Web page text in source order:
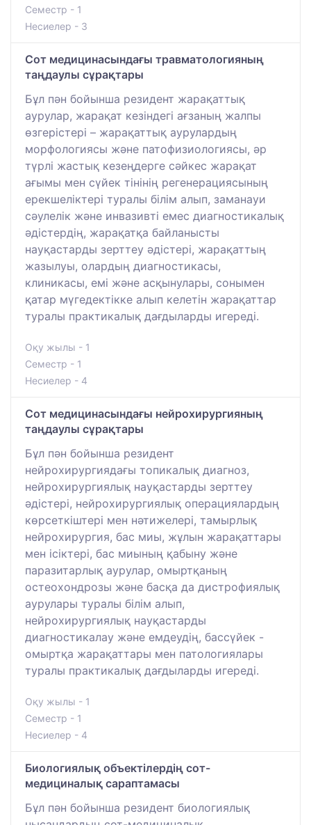
Семестр - 1
Несиелер - 3
Сот медицинасындағы травматологияның
таңдаулы сұрақтары
Бұл пән бойынша резидент жарақаттық
аурулар, жарақат кезіндегі ағзаның жалпы
өзгерістері – жарақаттық аурулардың
морфологиясы және патофизиологиясы, әр
түрлі жастық кезеңдерге сәйкес жарақат
ағымы мен сүйек тінінің регенерациясының
ерекшеліктері туралы білім алып, заманауи
сәулелік және инвазивті емес диагностикалық
әдістердің, жарақатқа байланысты
науқастарды зерттеу әдістері, жарақаттың
жазылуы, олардың диагностикасы,
клиникасы, емі және асқынулары, сонымен
қатар мүгедектікке алып келетін жарақаттар
туралы практикалық дағдыларды игереді.
Оқу жылы - 1
Семестр - 1
Несиелер - 4
Сот медицинасындағы нейрохирургияның
таңдаулы сұрақтары
Бұл пән бойынша резидент
нейрохирургиядағы топикалық диагноз,
нейрохирургиялық науқастарды зерттеу
әдістері, нейрохирургиялық операциялардың
көрсеткіштері мен нәтижелері, тамырлық
нейрохирургия, бас миы, жұлын жарақаттары
мен ісіктері, бас миының қабыну және
паразитарлық аурулар, омыртқаның
остеохондрозы және басқа да дистрофиялық
аурулары туралы білім алып,
нейрохирургиялық науқастарды
диагностикалау және емдеудің, бассүйек -
омыртқа жарақаттары мен патологиялары
туралы практикалық дағдыларды игереді.
Оқу жылы - 1
Семестр - 1
Несиелер - 4
Биологиялық объектілердің сот-
медициналық сараптамасы
Бұл пән бойынша резидент биологиялық